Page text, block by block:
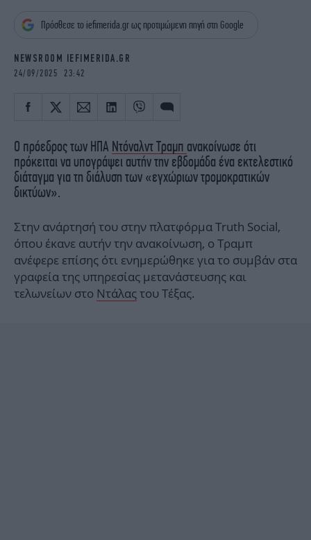
OSCARS
THE OCEAN
Πρόσθεσε το iefimerida.gr ως προτιμώμενη πηγή στη Google
NEWSROOM IEFIMERIDA.GR
24/09/2025 23:42
Ο πρόεδρος των ΗΠΑ Ντόναλντ Τραμπ ανακοίνωσε ότι
πρόκειται να υπογράψει αυτήν την εβδομάδα ένα εκτελεστικό
διάταγμα για τη διάλυση των «εγχώριων τρομοκρατικών
δικτύων».
Στην ανάρτησή του στην πλατφόρμα Truth Social,
όπου έκανε αυτήν την ανακοίνωση, ο Τραμπ
ανέφερε επίσης ότι ενημερώθηκε για το συμβάν στα
γραφεία της υπηρεσίας μετανάστευσης και
τελωνείων στο Ντάλαςτου Τέξας.